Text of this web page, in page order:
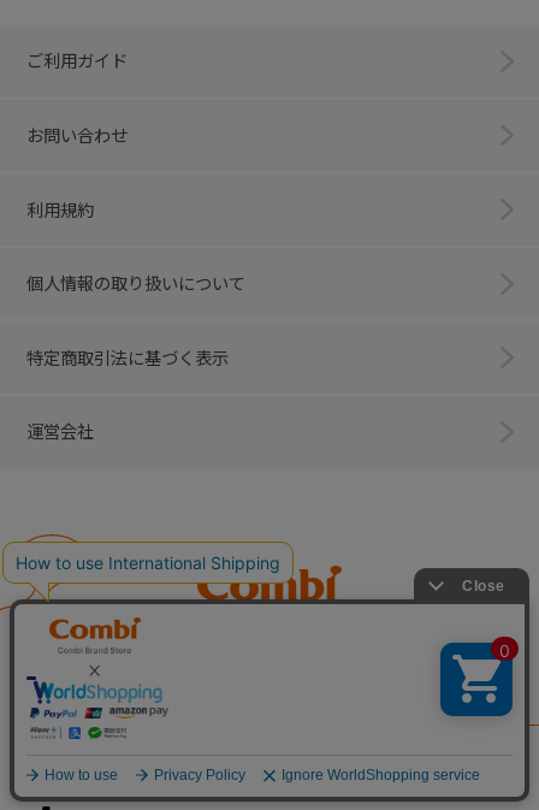
ご利用ガイド
お問い合わせ
利用規約
個人情報の取り扱いについて
特定商取引法に基づく表示
運営会社
All Right Reserved. Copyright © Combi Corporation.